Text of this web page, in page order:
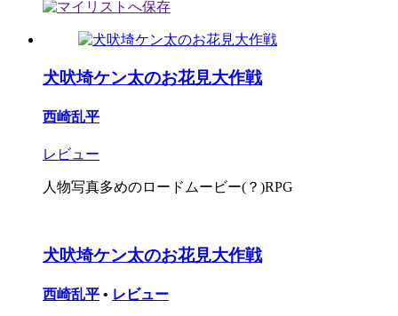
犬吠埼ケン太のお花見大作戦
西崎乱平
レビュー
人物写真多めのロードムービー(？)RPG
犬吠埼ケン太のお花見大作戦
西崎乱平 • レビュー